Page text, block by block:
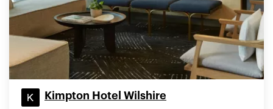
Kimpton Hotel Wilshire